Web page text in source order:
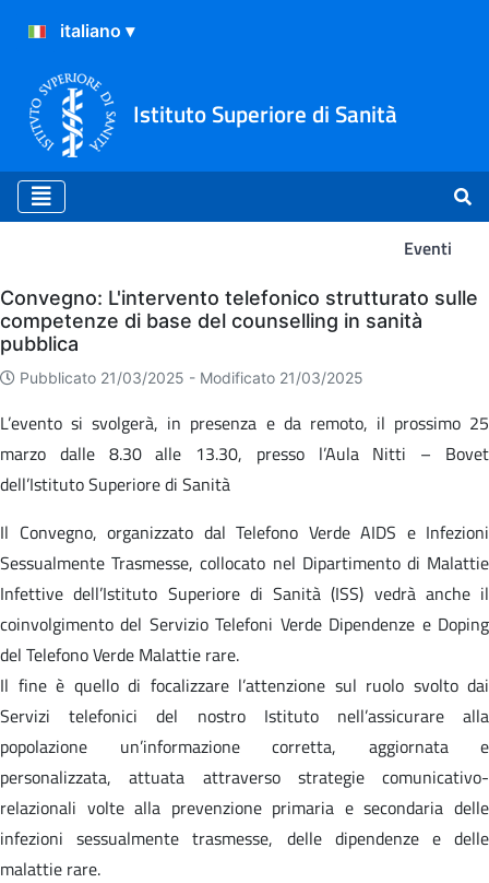
Istituto Superiore di Sanità
Eventi
Eventi
Convegno: L'intervento telefonico strutturato sulle
competenze di base del counselling in sanità
pubblica
Pubblicato 21/03/2025 - Modificato 21/03/2025
L’evento si svolgerà, in presenza e da remoto, il prossimo 25
marzo dalle 8.30 alle 13.30, presso l’Aula Nitti – Bovet
dell’Istituto Superiore di Sanità
Il Convegno, organizzato dal Telefono Verde AIDS e Infezioni
Sessualmente Trasmesse, collocato nel Dipartimento di Malattie
Infettive dell’Istituto Superiore di Sanità (ISS) vedrà anche il
coinvolgimento del Servizio Telefoni Verde Dipendenze e Doping
del Telefono Verde Malattie rare.
Il fine è quello di focalizzare l’attenzione sul ruolo svolto dai
Servizi telefonici del nostro Istituto nell’assicurare alla
popolazione un’informazione corretta, aggiornata e
personalizzata, attuata attraverso strategie comunicativo-
relazionali volte alla prevenzione primaria e secondaria delle
infezioni sessualmente trasmesse, delle dipendenze e delle
malattie rare.